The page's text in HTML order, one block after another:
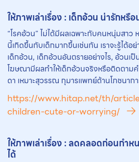
ให้ภาพเล่าเรื่อง : เด็กอ้วน น่ารักหรื
“โรคอ้วน” ไม่ได้มีผลเฉพาะกับคนหนุ่มสา
นี้เกิดขึ้นกับเด็กมากขึ้นเช่นกัน เราจะรู้ได้อย่
เด็กอ้วน, เด็กอ้วนอันตรายอย่างไร, อ้วนเป็
โฆษณามีผลทำให้เด็กอ้วนจริงหรือติดตา
ดา เหมาะสุวรรณ กุมารแพทย์ด้านโภชนาก
https://www.hitap.net/th/
children-cute-or-worrying/
ให้ภาพเล่าเรื่อง : ลดคลอดก่อนกำ
ได้